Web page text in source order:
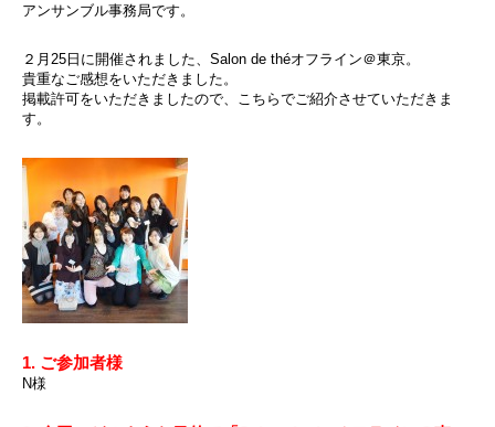
アンサンブル事務局です。
２月25日に開催されました、 Salon de théオフライン＠東京。
貴重なご感想をいただきました。
掲載許可をいただきましたので、こちらでご紹介させていただきま
す。
1. ご参加者様
N様